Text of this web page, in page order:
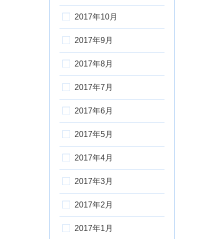
2017年10月
2017年9月
2017年8月
2017年7月
2017年6月
2017年5月
2017年4月
2017年3月
2017年2月
2017年1月